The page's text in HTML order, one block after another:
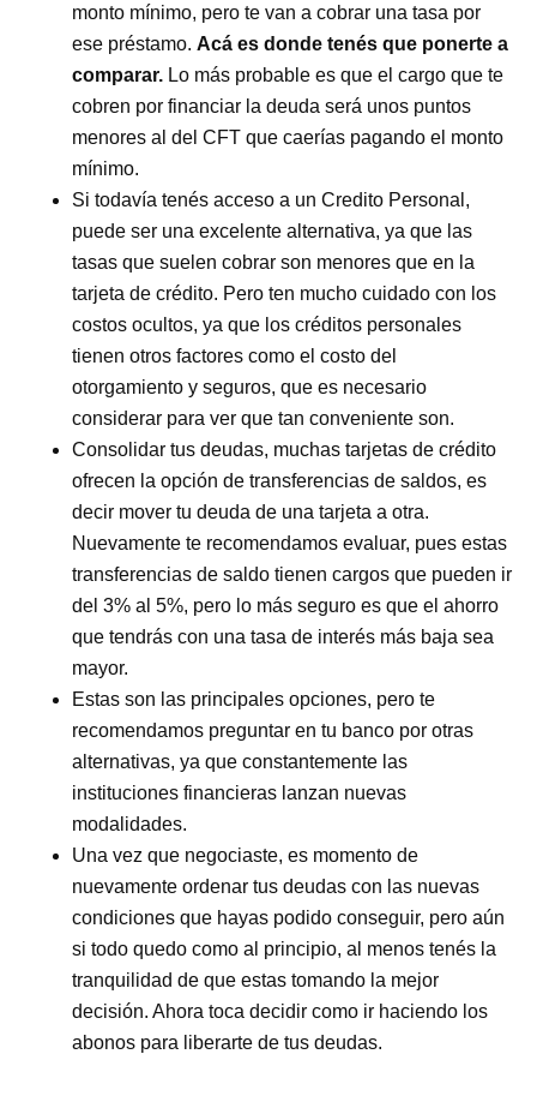
monto mínimo, pero te van a cobrar una tasa por
ese préstamo.Acá es donde tenés que ponerte a
comparar. Lo más probable es que el cargo que te
cobren por financiar la deuda será unos puntos
menores al del CFT que caerías pagando el monto
mínimo.
Si todavía tenés acceso a un Credito Personal,
puede ser una excelente alternativa, ya que las
tasas que suelen cobrar son menores que en la
tarjeta de crédito. Pero ten mucho cuidado con los
costos ocultos, ya que los créditos personales
tienen otros factores como el costo del
otorgamiento y seguros, que es necesario
considerar para ver que tan conveniente son.
Consolidar tus deudas, muchas tarjetas de crédito
ofrecen la opción de transferencias de saldos, es
decir mover tu deuda de una tarjeta a otra.
Nuevamente te recomendamos evaluar, pues estas
transferencias de saldo tienen cargos que pueden ir
del 3% al 5%, pero lo más seguro es que el ahorro
que tendrás con una tasa de interés más baja sea
mayor.
Estas son las principales opciones, pero te
recomendamos preguntar en tu banco por otras
alternativas, ya que constantemente las
instituciones financieras lanzan nuevas
modalidades.
Una vez que negociaste, es momento de
nuevamente ordenar tus deudas con las nuevas
condiciones que hayas podido conseguir, pero aún
si todo quedo como al principio, al menos tenés la
tranquilidad de que estas tomando la mejor
decisión. Ahora toca decidir como ir haciendo los
abonos para liberarte de tus deudas.